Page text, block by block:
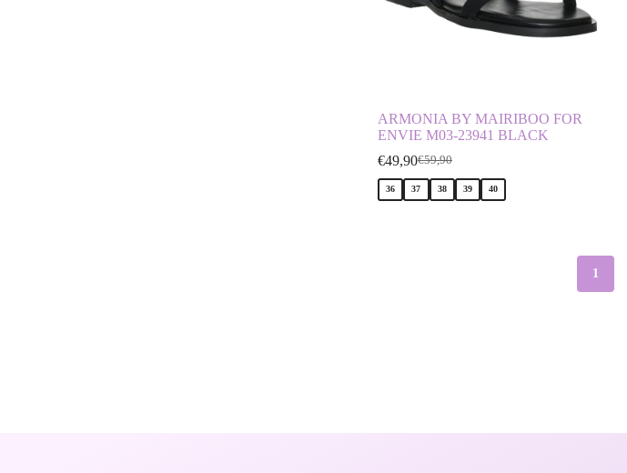
ARMONIA BY MAIRIBOO FOR
ENVIE M03-23941 BLACK
€59,90
€49,90
36 37 38 39 40
1